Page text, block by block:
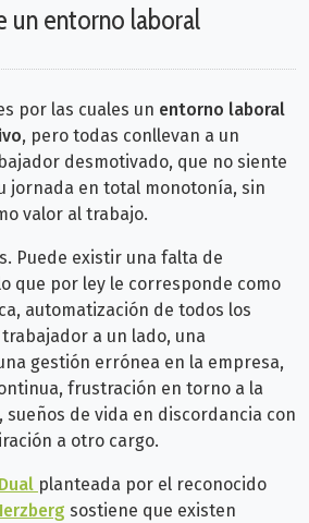
un entorno laboral
por las cuales un entorno laboral
, pero todas conllevan a un
desmotivado, que no siente
jornada en total monotonía, sin
valor al trabajo.
Puede existir una falta de
que por ley le corresponde como
automatización de todos los
a un lado, una
gestión errónea en la empresa,
frustración en torno a la
de vida en discordancia con
a otro cargo.
planteada por el reconocido
sostiene que existen